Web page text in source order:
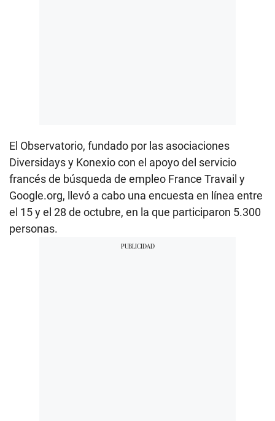
El Observatorio, fundado por las asociaciones
Diversidays y Konexio con el apoyo del servicio
francés de búsqueda de empleo France Travail y
Google.org, llevó a cabo una encuesta en línea entre
el 15 y el 28 de octubre, en la que participaron 5.300
personas.